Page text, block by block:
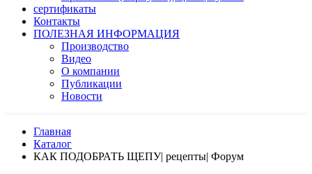
сертификаты
Контакты
ПОЛЕЗНАЯ ИНФОРМАЦИЯ
Производство
Видео
О компании
Публикации
Новости
Главная
Каталог
КАК ПОДОБРАТЬ ЩЕПУ| рецепты| Форум